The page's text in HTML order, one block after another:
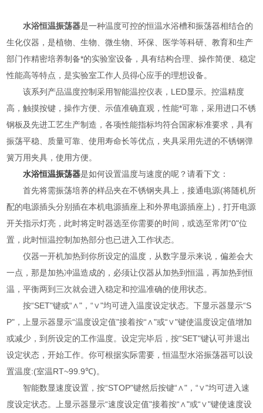
水浴恒温振荡器是一种温度可控的恒温水浴槽和振荡器相结合的
生化仪器，是植物、生物、微生物、环保、医学等科研、教育和生产
部门作精密培养制备*的实验室设备，具有结构合理、操作简便、稳定
性能高等特点，是实验室工作人员得心应手的理想设备。
该系列产品温度控制采用智能温控仪表，LED显示。控温精度
高，触摸按键，操作方便、示值准确直观，性能*可靠，采用进口不锈
钢板及先进工艺生产制造，各项性能指标均符合国家标准要求，具有
振荡平稳、质量可靠、使用寿命长等优点，夹具采用先进的不锈钢弹
簧万用夹具，使用方便。
水浴恒温振荡器是如何设置温度与速度的呢？请看下文：
首先将需振荡培养的样品夹在不锈钢夹具上，接通电源(将随机所
配的电源插头分别插在本机电源插座上和外界电源插座上)，打开电源
开关指示灯亮，此时将定时器选至你需要的时间，或选至常闭“0"位
置，此时恒温控制加热部分也已进入工作状态。
仪器一开机加热到你所设定的温度，从数字显示来说，偏差会大
一点，那是加热冲温造成的，必须让仪器从加热到恒温，再加热到恒
温，平衡两到三次就会进入稳定和控温准确的使用状态。
按“SET"键或“∧"，“∨"均可进入温度设定状态。下显示器显示“S
P"，上显示器显示“温度设定值"接着按“∧"或“∨"键使温度设定值增加
或减少，到所设定的工作温度。设定完毕后，按“SET"键认可并退出
设定状态，开始工作。你可根据实际需要，恒温型水浴振荡器可以设
置温度:(室温RT~99.9℃)。
智能数显速度设置，按“STOP"键然后按键“∧"，“∨"均可进入速
度设定状态。上显示器显示“速度设定值"接着按“∧"或“∨"键使速度设